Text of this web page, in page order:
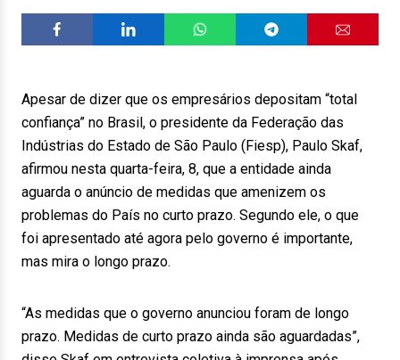
Apesar de dizer que os empresários depositam “total
confiança” no Brasil, o presidente da Federação das
Indústrias do Estado de São Paulo (Fiesp), Paulo Skaf,
afirmou nesta quarta-feira, 8, que a entidade ainda
aguarda o anúncio de medidas que amenizem os
problemas do País no curto prazo. Segundo ele, o que
foi apresentado até agora pelo governo é importante,
mas mira o longo prazo.
“As medidas que o governo anunciou foram de longo
prazo. Medidas de curto prazo ainda são aguardadas”,